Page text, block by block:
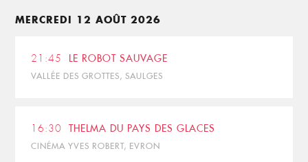
MERCREDI 12 AOÛT 2026
21:45 LE ROBOT SAUVAGE
VALLÉE DES GROTTES, SAULGES
16:30 THELMA DU PAYS DES GLACES
CINÉMA YVES ROBERT, EVRON